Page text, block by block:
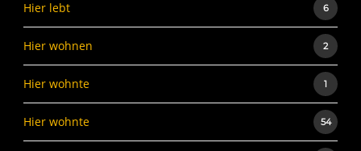
Hier lebt 6
Hier wohnen 2
Hier wohnte 1
Hier wohnte 54